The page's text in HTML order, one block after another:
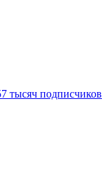
тысяч подписчиков